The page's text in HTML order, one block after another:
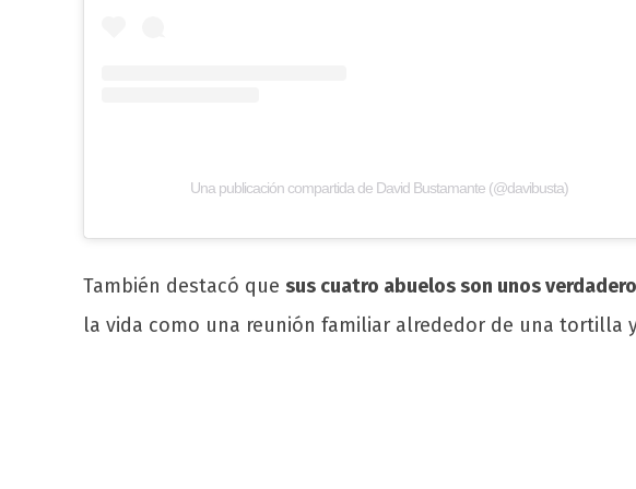
Una publicación compartida de David Bustamante (@davibusta)
También destacó que sus cuatro abuelos son unos
la vida como una reunión familiar alrededor de una tortilla